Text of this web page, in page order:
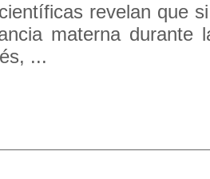
revelan que
materna durante
...